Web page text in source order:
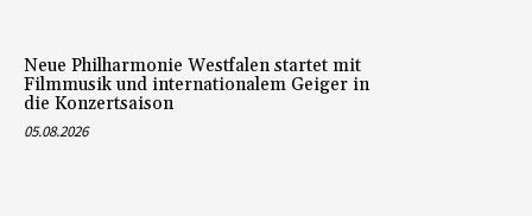
Neue Philharmonie Westfalen startet mit
Filmmusik und internationalem Geiger in
die Konzertsaison
05.08.2026